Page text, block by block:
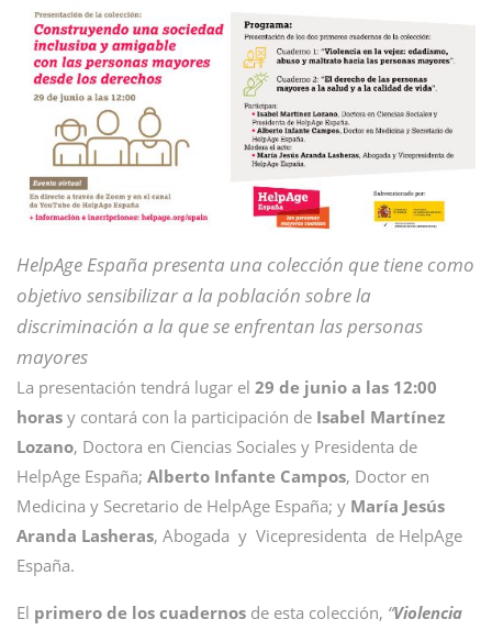
HelpAge España presenta una colección que tiene como
objetivo sensibilizar a la población sobre la
discriminación a la que se enfrentan las personas
mayores
La presentación tendrá lugar el 29 de junio a las 12:00
horas y contará con la participación de Isabel Martínez
Lozano, Doctora en Ciencias Sociales y Presidenta de
HelpAge España; Alberto Infante Campos, Doctor en
Medicina y Secretario de HelpAge España; y María Jesús
Aranda Lasheras, Abogada y Vicepresidenta de HelpAge
España.
El primero de los cuadernos de esta colección, “Violencia